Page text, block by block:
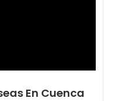
En Cuenca